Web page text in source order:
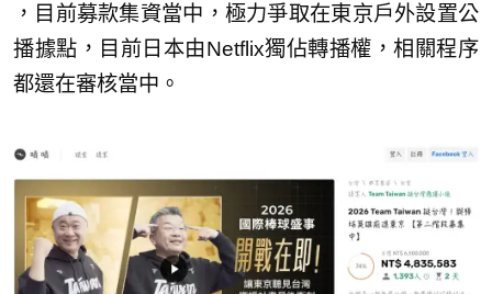
，目前募款集資當中，極力爭取在東京戶外設置公
播據點，目前日本由Netflix獨佔轉播權，相關程序
都還在審核當中。